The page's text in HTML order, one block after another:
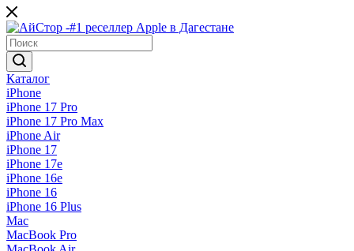
Каталог
iPhone
iPhone 17 Pro
iPhone 17 Pro Max
iPhone Air
iPhone 17
iPhone 17e
iPhone 16e
iPhone 16
iPhone 16 Plus
Mac
MacBook Pro